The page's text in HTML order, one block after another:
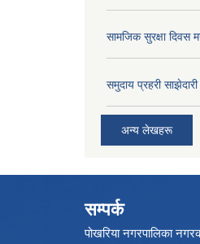
सामजिक सुरक्षा दिवस
समुदाय प्रहरी
अन्य लेखहरू
सम्पर्क
पोखरिया नगरपालिका